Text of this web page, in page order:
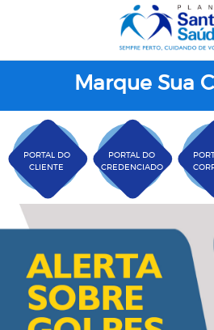
Marque Sua
PORTAL DO
CLIENTE
PORTAL DO
CREDENCIADO
Plano Santa